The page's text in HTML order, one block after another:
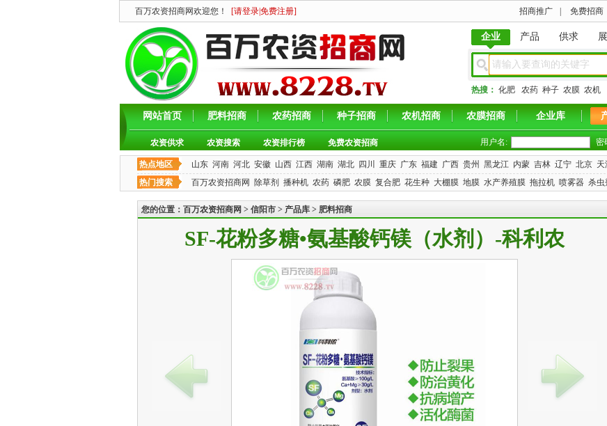
百万农资招商网欢迎您！ [请登录免费注册] 招商推广 免费招商
企业 产品 供求
热搜： 化肥 农药 种子 农膜 农机
网站首页 肥料招商 农药招商 种子招商 农机招商 农膜招商 企业库
农资供求 农资搜索 农资排行榜 免费农资招商 用户名: 密
热点地区 山东 河南 河北 安徽 山西 江西 湖南 湖北 四川 重庆 广东 福建 广西 贵州 黑龙江 内蒙 吉林 辽宁 北京 天
热门搜索
百万农资招商网 除草剂 播种机 农药 磷肥 农膜 复合肥 花生种 大棚膜 地膜 水产养殖膜 拖拉机 喷雾器 杀虫
您的位置： 百万农资招商网 > 信阳市 > 产品库 > 肥料招商
SF-花粉多糖•氨基酸钙镁（水剂）-科利农